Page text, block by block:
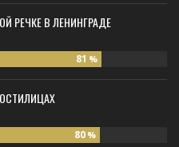
РЕЧКЕ В ЛЕНИНГРАДЕ
81 %
80 %